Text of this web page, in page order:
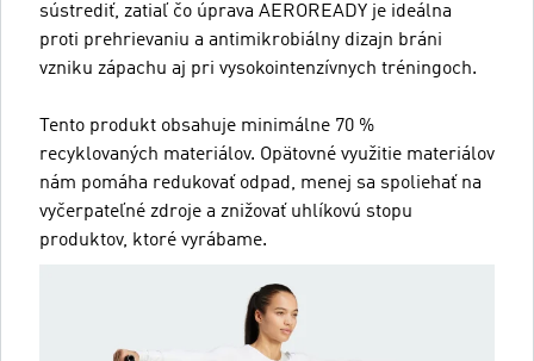
sústrediť, zatiaľ čo úprava AEROREADY je ideálna
proti prehrievaniu a antimikrobiálny dizajn bráni
vzniku zápachu aj pri vysokointenzívnych tréningoch.
Tento produkt obsahuje minimálne 70 %
recyklovaných materiálov. Opätovné využitie materiálov
nám pomáha redukovať odpad, menej sa spoliehať na
vyčerpateľné zdroje a znižovať uhlíkovú stopu
produktov, ktoré vyrábame.